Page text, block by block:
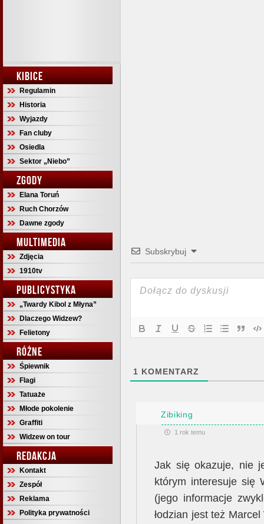
KIBICE
Regulamin
Historia
Wyjazdy
Fan cluby
Osiedla
Sektor „Niebo”
ZGODY
Elana Toruń
Ruch Chorzów
Dawne zgody
MULTIMEDIA
Zdjęcia
1910tv
PUBLICYSTYKA
„Twardy Kibol z Młyna”
Dlaczego Widzew?
Felietony
RÓŻNE
Śpiewnik
Flagi
Tatuaże
Młode pokolenie
Graffiti
Widzew on tour
REDAKCJA
Kontakt
Zespół
Reklama
Polityka prywatności
Subskrybuj
1 KOMENTARZ
Zibiking
1 rok temu
Jak się okazuje, nie
którym interesuje się
(jego informacje
łodzian jest też